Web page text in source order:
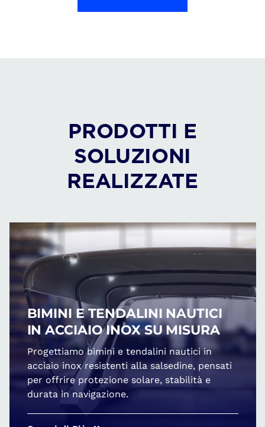
PRODOTTI E
SOLUZIONI
REALIZZATE
BIMINI E TENDALINI NAUTICI
IN ACCIAIO INOX SU MISURA
Progettiamo bimini e tendalini nautici in
acciaio inox resistenti alla salsedine, pensati
per offrire protezione solare, stabilità e
durata in navigazione.